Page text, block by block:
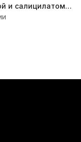
и салицилатом
APh-System рН